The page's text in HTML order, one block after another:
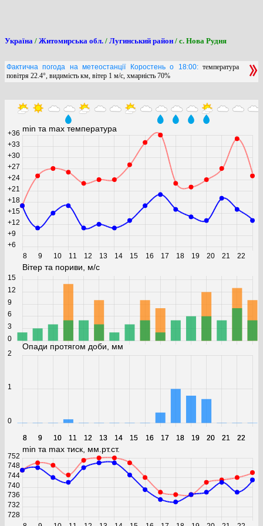
Україна / Житомирська обл. / Лугинський район / с. Нова Рудня
Фактична погода на метеостанції Коростень о 18:00:температура
повітря 22.4°, видимість км, вітер 1 м/с, хмарність 70%
min та max температура
8 9 10 11 12 13 14 15 16 17 18 19 20 21 22
+6
+9
+12
+15
+18
+21
+24
+27
+30
+33
+36
Вітер та пориви, м/с
8 9 10 11 12 13 14 15 16 17 18 19 20 21 22
0
3
6
9
12
15
Опади протягом доби, мм
8 9 10 11 12 13 14 15 16 17 18 19 20 21 22
0
1
2
min та max тиск, мм.рт.ст.
728
732
736
740
744
748
752